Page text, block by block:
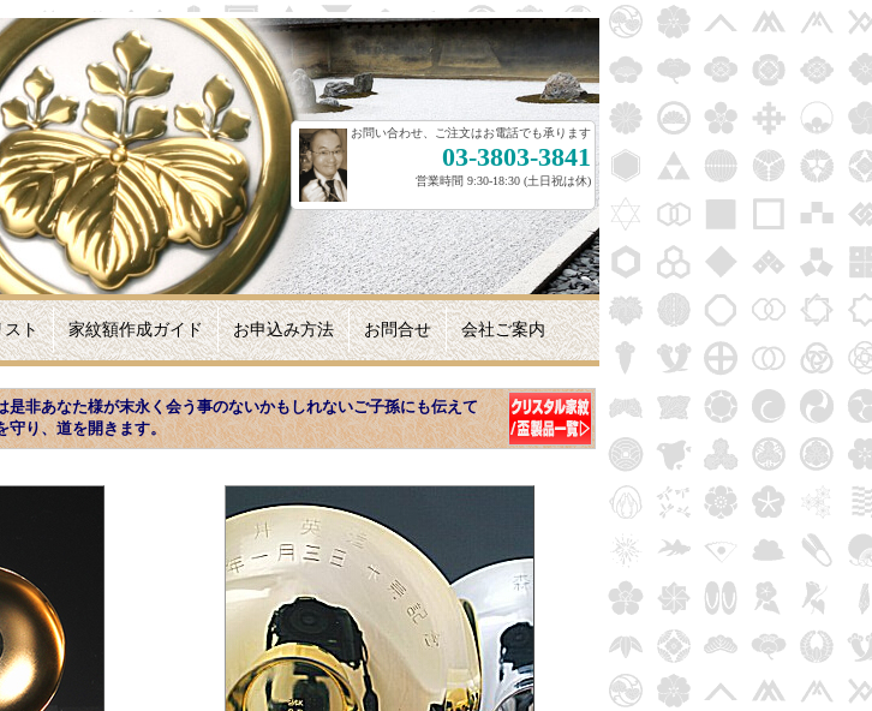
お問い合わせ、ご注文はお電話でも承ります
03-3803-3841
営業時間 9:30-18:30 (土日祝は休)
スト 家紋額作成ガイド お申込み方法 お問合せ 会社ご案内
非あなた様が末永く会う事のないかもしれないご子孫にも伝えて
守り、道を開きます。